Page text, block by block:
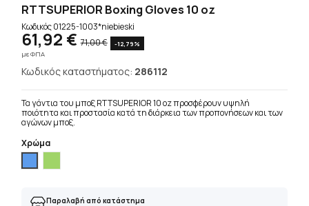
RTTSUPERIOR Boxing Gloves 10 oz
Κωδικός01225-1003*niebieski
61,92 € 71,00 €
-12,79%
με ΦΠΑ
Κωδικός καταστήματος: 286112
Τα γάντια του μποξ RTTSUPERIOR 10 oz προσφέρουν υψηλή
ποιότητα και προστασία κατά τη διάρκεια των προπονήσεων και των
αγώνων μποξ.
Χρώμα
Παραλαβή από κατάστημα